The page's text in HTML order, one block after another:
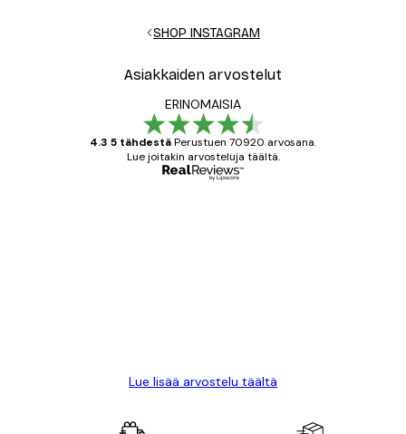
SHOP INSTAGRAM
Asiakkaiden arvostelut
ERINOMAISIA
4.3 5 tähdestäPerustuen 70920 arvosana.
Lue joitakin arvosteluja täältä.
Lue lisää arvostelu täältä